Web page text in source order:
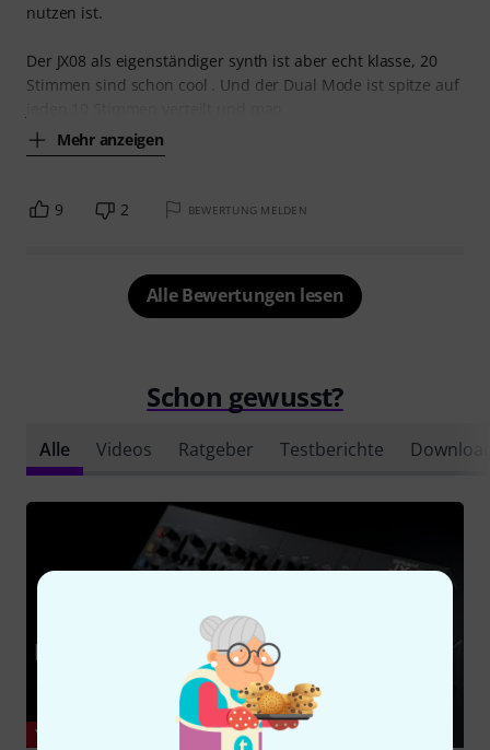
nutzen ist.
Der JX08 als eigenständiger synth ist aber echt klasse, 20
Stimmen sind schon cool . Und der Dual Mode ist spitze auf
Mehr anzeigen
9 2 BEWERTUNG MELDEN
Alle Bewertungen lesen
Schon gewusst?
Alle Videos Ratgeber Testberichte
YOUTUBE